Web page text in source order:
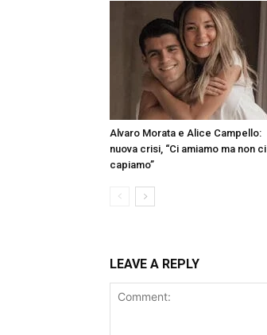
Alvaro Morata e Alice Campello:
nuova crisi, “Ci amiamo ma non ci
capiamo”
LEAVE A REPLY